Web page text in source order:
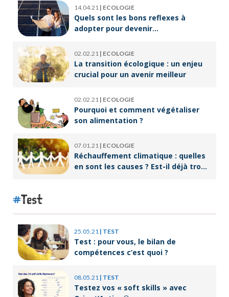
14.04.21 | ECOLOGIE
Quels sont les bons reflexes à
adopter pour devenir
02.02.21 | ECOLOGIE
La transition écologique : un enjeu
crucial pour un avenir meilleur
02.02.21 | ECOLOGIE
Pourquoi et comment végétaliser
son alimentation ?
07.01.21 | ECOLOGIE
Réchauffement climatique : quelles
en sont les causes ? Est-il déjà trop
Test
25.05.21 | TEST
Test : pour vous, le bilan de
compétences c’est quoi ?
08.05.21 | TEST
Testez vos « soft skills » avec